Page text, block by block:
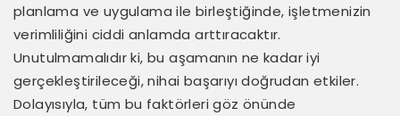
planlama ve uygulama ile birleştiğinde, işletmenizin
verimliliğini ciddi anlamda arttıracaktır.
Unutulmamalıdır ki, bu aşamanın ne kadar iyi
gerçekleştirileceği, nihai başarıyı doğrudan etkiler.
Dolayısıyla, tüm bu faktörleri göz önünde